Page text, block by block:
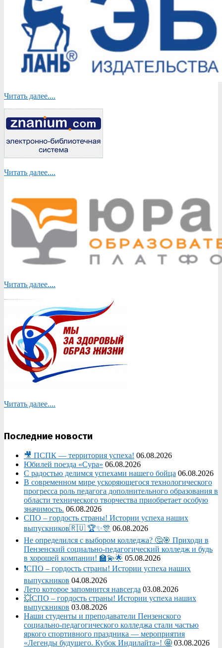
Читать далее....
Читать далее....
Читать далее....
Читать далее....
Последние новости
🎥 ПСПК — территория успеха! 06.08.2026
Юбилей поезда «Сура» 06.08.2026
С радостью делимся успехами нашего бойца 06.08.2026
В современном мире ускоряющегося технологического
прогресса роль педагога дополнительного образования в
области технического творчества приобретает особую
значимость. 06.08.2026
СПО – гордость страны! Истории успеха наших
выпускников🇷🇺 🏆✨🎊 06.08.2026
Не определился с выбором колледжа? 🤔🎯 Приходи в
Пензенский социально-педагогический колледж и будь
в хорошей компании! 🏫💫🌟 05.08.2026
❗СПО – гордость страны! Истории успеха наших
выпускников 04.08.2026
Лето которое запомнится навсегда 03.08.2026
💥СПО – гордость страны! Истории успеха наших
выпускников 03.08.2026
Наши студенты и преподаватели Пензенского
социально‑педагогического колледжа стали частью
яркого спортивного праздника — мероприятия
«Легенды будущего. Кубок Индилайта»! 🤩 03.08.2026